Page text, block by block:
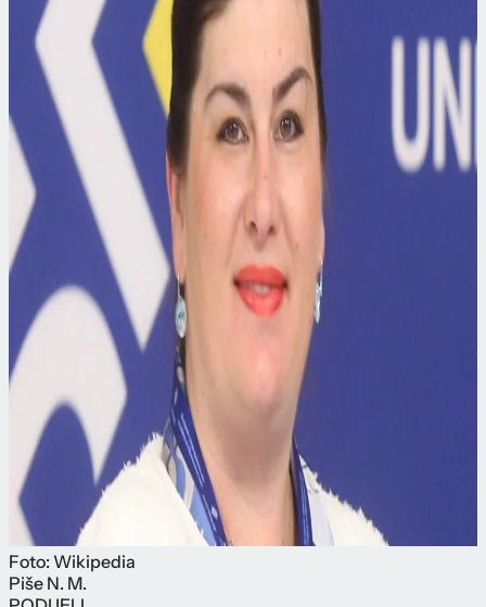
Foto: Wikipedia
Piše N. M.